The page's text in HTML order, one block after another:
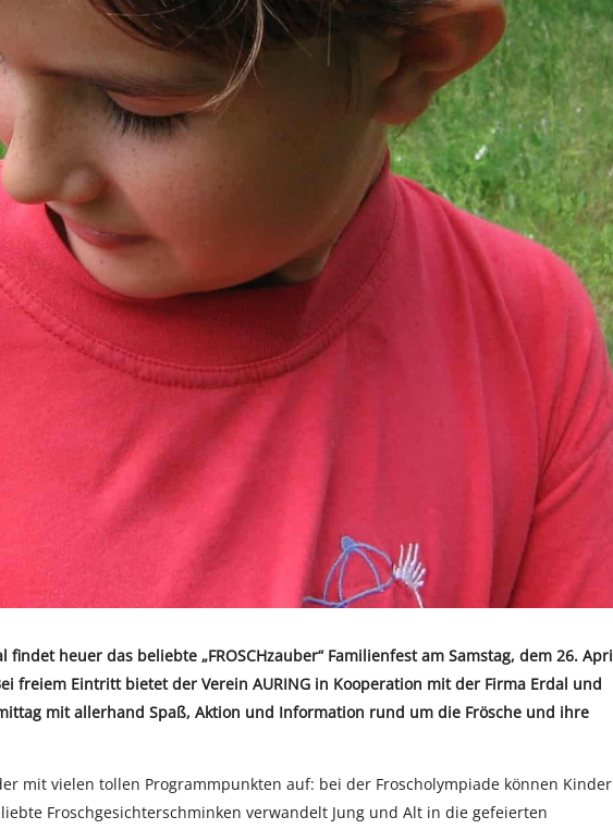
findet heuer das beliebte „FROSCHzauber“ Familienfest am Samstag, dem 26.
freiem Eintritt bietet der Verein AURING in Kooperation mit der Firma Erdal und
mit allerhand Spaß, Aktion und Information rund um die Frösche und ihre
mit vielen tollen Programmpunkten auf: bei der Froscholympiade können Kinder
Froschgesichterschminken verwandelt Jung und Alt in die gefeierten